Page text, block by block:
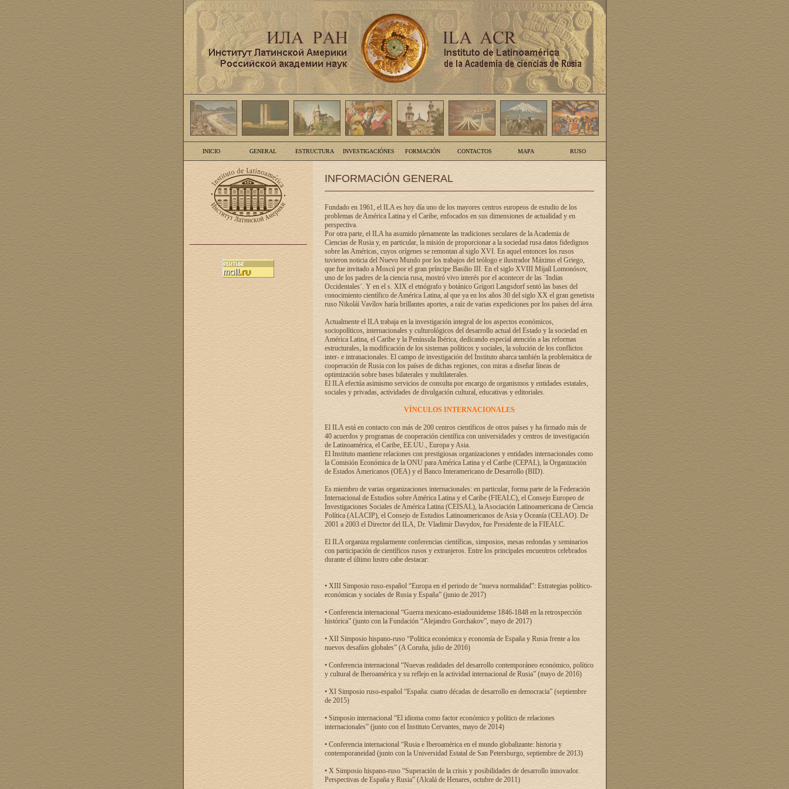
INICIO GENERAL ESTRUCTURA INVESTIGACIÓNES FORMACIÓN CONTACTOS MAPA RUSO
INFORMACIÓN GENERAL
Fundado en 1961, el ILA es hoy día uno de los mayores centros europeos de estudio de los
problemas de América Latina y el Caribe, enfocados en sus dimensiones de actualidad y en
perspectiva.
Por otra parte, el ILA ha asumido plenamente las tradiciones seculares de la Academia de
Ciencias de Rusia y, en particular, la misión de proporcionar a la sociedad rusa datos fidedignos
sobre las Américas, cuyos orígenes se remontan al siglo XVI. En aquel entonces los rusos
tuvieron noticia del Nuevo Mundo por los trabajos del teólogo e ilustrador Máximo el Griego,
que fue invitado a Moscú por el gran príncipe Basilio III. En el siglo XVIII Mijaíl Lomonósov,
uno de los padres de la ciencia rusa, mostró vivo interés por el acontecer de las ¨Indias
Occidentales¨. Y en el s. XIX el etnógrafo y botánico Grigori Langsdorf sentó las bases del
conocimiento científico de América Latina, al que ya en los años 30 del siglo XX el gran genetista
ruso Nikolái Vavílov haría brillantes aportes, a raíz de varias expediciones por los países del área.
Actualmente el ILA trabaja en la investigación integral de los aspectos económicos,
sociopolíticos, internacionales y culturológicos del desarrollo actual del Estado y la sociedad en
América Latina, el Caribe y la Península Ibérica, dedicando especial atención a las reformas
estructurales, la modificación de los sistemas políticos y sociales, la solución de los conflictos
inter- e intranacionales. El campo de investigación del Instituto abarca también la problemática de
cooperación de Rusia con los países de dichas regiones, con miras a diseñar líneas de
optimización sobre bases bilaterales y multilaterales.
El ILA efectúa asimismo servicios de consulta por encargo de organismos y entidades estatales,
sociales y privadas, actividades de divulgación cultural, educativas y editoriales.
VÍNCULOS INTERNACIONALES
El ILA está en contacto con más de 200 centros científicos de otros países y ha firmado más de
40 acuerdos y programas de cooperación científica con universidades y centros de investigación
de Latinoamérica, el Caribe, EE.UU., Europa y Asia.
El Instituto mantiene relaciones con prestigiosas organizaciones y entidades internacionales como
la Comisión Económica de la ONU para América Latina y el Caribe (CEPAL), la Organización
de Estados Americanos (OEA) y el Banco Interamericano de Desarrollo (BID).
Es miembro de varias organizaciones internacionales: en particular, forma parte de la Federación
Internacional de Estudios sobre América Latina y el Caribe (FIEALC), el Consejo Europeo de
Investigaciones Sociales de América Latina (CEISAL), la Asociación Latinoamericana de Ciencia
Política (ALACIP), el Consejo de Estudios Latinoamericanos de Asia y Oceanía (CELAO). De
2001 a 2003 el Director del ILA, Dr. Vladimir Davydov, fue Presidente de la FIEALC.
El ILA organiza regularmente conferencias científicas, simposios, mesas redondas y seminarios
con participación de científicos rusos y extranjeros. Entre los principales encuentros celebrados
durante el último lustro cabe destacar:
• XIII Simposio ruso-español “Europa en el periodo de “nueva normalidad”: Estrategias político-
económicas y sociales de Rusia y España” (junio de 2017)
• Conferencia internacional “Guerra mexicano-estadounidense 1846-1848 en la retrospección
histórica” (junto con la Fundación “Alejandro Gorchakov”, mayo de 2017)
• XII Simposio hispano-ruso “Política económica y economía de España y Rusia frente a los
nuevos desafíos globales” (A Coruña, julio de 2016)
• Conferencia internacional “Nuevas realidades del desarrollo contemporáneo económico, político
y cultural de Iberoamérica y su reflejo en la actividad internacional de Rusia” (mayo de 2016)
• XI Simposio ruso-español “España: cuatro décadas de desarrollo en democracia” (septiembre
de 2015)
• Simposio internacional “El idioma como factor económico y político de relaciones
internacionales” (junto con el Instituto Cervantes, mayo de 2014)
• Conferencia internacional “Rusia e Iberoamérica en el mundo globalizante: historia y
contemporaneidad (junto con la Universidad Estatal de San Petersburgo, septiembre de 2013)
• X Simposio hispano-ruso “Superación de la crisis y posibilidades de desarrollo innovador.
Perspectivas de España y Rusia” (Alcalá de Henares, octubre de 2011)